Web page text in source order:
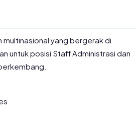
yang bergerak di
untuk posisi Staff Administrasi dan